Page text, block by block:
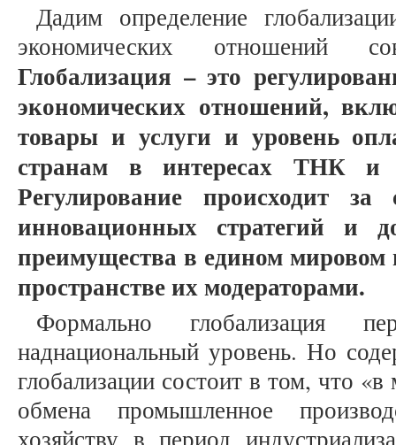
Дадим определение
экономических отношений
Глобализация – это
экономических отношений,
товары и услуги и уровень
странам в интересах ТНК и
Регулирование происходит
инновационных стратегий и
преимущества в едином
пространстве их модераторами.
Формально глобализация
наднациональный уровень. Но
глобализации состоит в том, что
обмена промышленное